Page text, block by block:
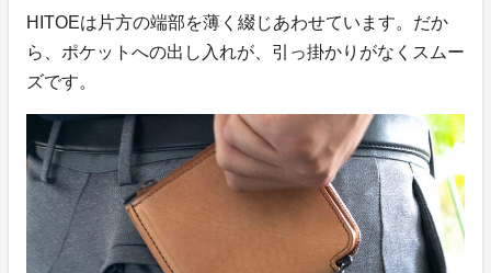
HITOEは片方の端部を薄く綴じあわせています。だか
ら、ポケットへの出し入れが、引っ掛かりがなくスムー
ズです。